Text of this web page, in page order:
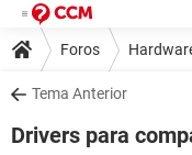
Foros
Tema Anterior
Drivers para